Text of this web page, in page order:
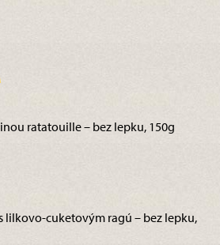
ratatouille – bez lepku, 150g
lilkovo-cuketovým ragú – bez lepku,